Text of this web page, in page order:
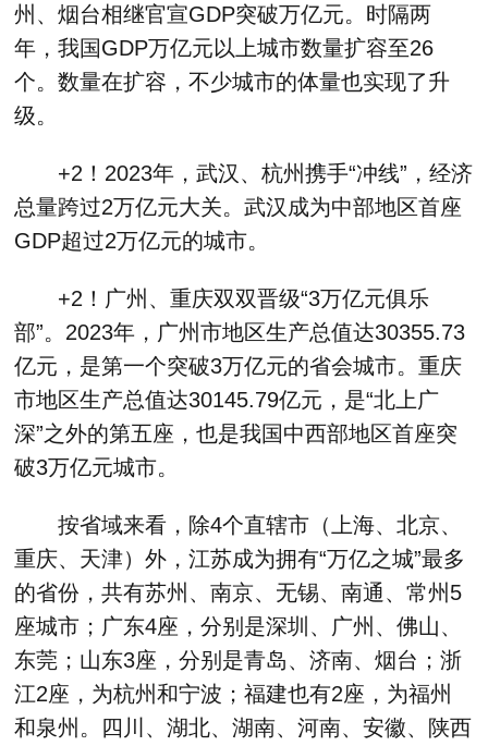
州、烟台相继官宣GDP突破万亿元。时隔两
年，我国GDP万亿元以上城市数量扩容至26
个。数量在扩容，不少城市的体量也实现了升
级。
+2！2023年，武汉、杭州携手“冲线”，经济
总量跨过2万亿元大关。武汉成为中部地区首座
GDP超过2万亿元的城市。
+2！广州、重庆双双晋级“3万亿元俱乐
部”。2023年，广州市地区生产总值达30355.73
亿元，是第一个突破3万亿元的省会城市。重庆
市地区生产总值达30145.79亿元，是“北上广
深”之外的第五座，也是我国中西部地区首座突
破3万亿元城市。
按省域来看，除4个直辖市（上海、北京、
重庆、天津）外，江苏成为拥有“万亿之城”最多
的省份，共有苏州、南京、无锡、南通、常州5
座城市；广东4座，分别是深圳、广州、佛山、
东莞；山东3座，分别是青岛、济南、烟台；浙
江2座，为杭州和宁波；福建也有2座，为福州
和泉州。四川、湖北、湖南、河南、安徽、陕西